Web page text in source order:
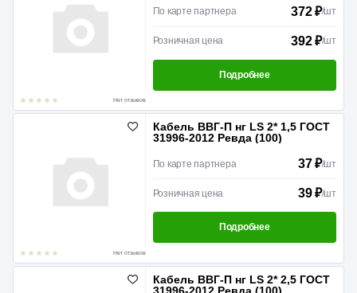
Нет отзывов
По карте партнера 372 ₽/шт
Розничная цена 392 ₽/шт
Подробнее
Нет отзывов
Кабель ВВГ-П нг LS 2* 1,5 ГОСТ
31996-2012 Ревда (100)
По карте партнера 37 ₽/шт
Розничная цена 39 ₽/шт
Подробнее
Кабель ВВГ-П нг LS 2* 2,5 ГОСТ